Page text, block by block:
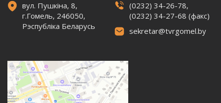
вул. Пушкіна, 8,
г.Гомель, 246050,
Рэспубліка Беларусь
(0232) 34-26-78,
(0232) 34-27-68 (факс)
sekretar@tvrgomel.by